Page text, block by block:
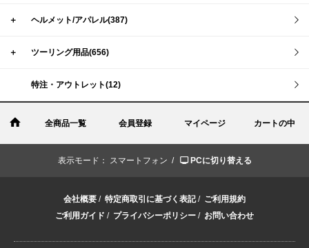
＋ ヘルメット/アパレル(387)
＋ ツーリング用品(656)
特注・アウトレット(12)
全商品一覧 会員登録 マイページ カートの中
表示モード： スマートフォン / PCに切り替える
会社概要 / 特定商取引に基づく表記/ ご利用規約
ご利用ガイド / プライバシーポリシー / お問い合わせ